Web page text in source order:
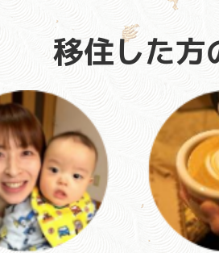
移住した方